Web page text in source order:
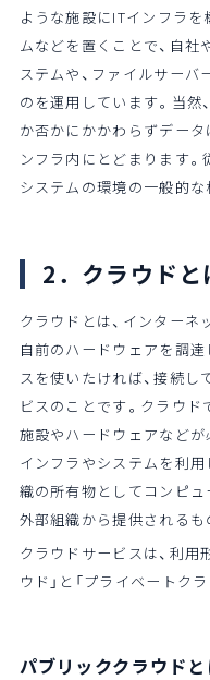
ような施設にITインフラを
ムなどを置くことで、自
ステムや、ファイルサーバ
のを運用しています。当然
か否かにかかわらずデータ
ンフラ内にとどまります
システムの環境の一般的な
2．クラウドと
クラウドとは、インターネ
自前のハードウェアを調
スを使いたければ、接続
ビスのことです。クラウ
施設やハードウェアなど
インフラやシステムを利
織の所有物としてコンピュ
外部組織から提供されるも
クラウドサービスは、利用
ウド」と「プライベートク
パブリッククラウド